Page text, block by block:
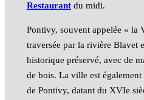
Restaurantdu midi.
Pontivy, souvent appelée « la
traversée par la rivière Blavet
historique préservé, avec de
de bois. La ville est
de Pontivy, datant du XVIe